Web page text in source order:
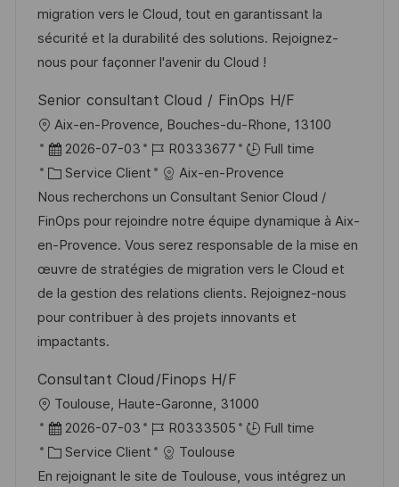
s
a
t
o
n
’
a
f
i
c
h
a
g
e
e
n
c
d
u
p
o
s
t
e
g
o
r
e
migration vers le Cloud, tout en garantissant la
sécurité et la durabilité des solutions. Rejoignez-
nous pour façonner l'avenir du Cloud !
Senior consultant Cloud / FinOps H/F
o
c
a
l
i
s
a
t
i
n
Aix-en-Provence, Bouches-du-Rhone, 13100
D
a
t
e
d
’
a
f
f
c
h
a
g
2026-07-03
R
é
f
é
r
e
n
c
u
p
o
s
R0333677
Full time
C
a
t
é
g
o
r
i
Service Client
Aix-en-Provence
Nous recherchons un Consultant Senior Cloud /
FinOps pour rejoindre notre équipe dynamique à Aix-
en-Provence. Vous serez responsable de la mise en
œuvre de stratégies de migration vers le Cloud et
de la gestion des relations clients. Rejoignez-nous
pour contribuer à des projets innovants et
impactants.
Consultant Cloud/Finops H/F
o
c
a
Toulouse, Haute-Garonne, 31000
D
a
t
2026-07-03
R
é
f
R0333505
Full time
C
a
Service Client
Toulouse
En rejoignant le site de Toulouse, vous intégrez un